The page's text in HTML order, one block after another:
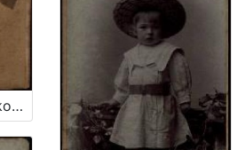
Portret djeteta s rukom oslonjenom na naslon / Ivan Standl